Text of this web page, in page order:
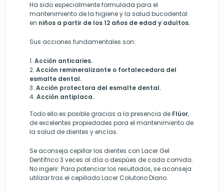
Ha sido especialmente formulada para el
mantenimiento de la higiene y la salud bucodental
en niños a partir de los 12 años de edad y adultos.
Sus acciones fundamentales son:
1. Acción anticaries.
2. Acción remineralizante o fortalecedora del
esmalte dental.
3. Acción protectora del esmalte dental.
4. Acción antiplaca.
Todo ello es posible gracias a la presencia de Flúor,
de excelentes propiedades para el mantenimiento de
la salud de dientes y encías.
Se aconseja cepillar los dientes con Lacer Gel
Dentífrico 3 veces al día o despúes de cada comida.
No ingerir. Para potenciar los resultados, se aconseja
utilizar tras el cepillado Lacer Colutorio Diario.